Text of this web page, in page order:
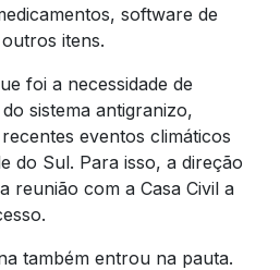
software de
itens.
foi a necessidade de
sistema antigranizo,
eventos climáticos
do Sul. Para isso, a direção
reunião com a Casa Civil a
também entrou na pauta.